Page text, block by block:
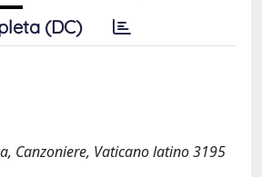
(DC)
Canzoniere, Vaticano latino 3195